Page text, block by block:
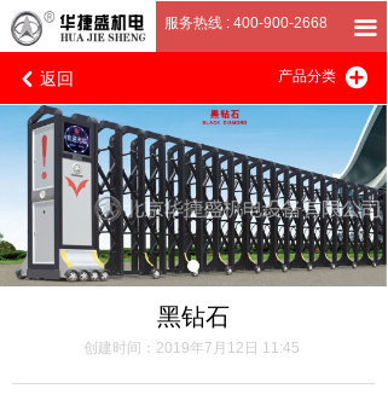
낒 返回 产品分类 끴
服务热线 : 400-900-2668 끀
首页
关于我们
产品展厅
客户案例
招商加盟
黑钻石
创建时间： 2019年7月12日 11:45